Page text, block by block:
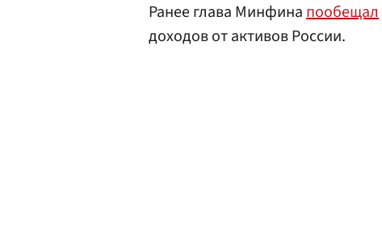
Ранее глава Минфинапообещал
доходов от активов России.